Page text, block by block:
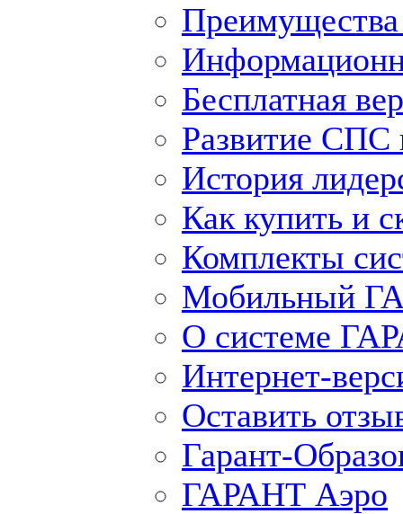
Бесплатная
Развитие СПС
История
Как купить и
Комплекты
Мобильный
О системе
Интернет-
Оставить
Гарант-
ГАРАНТ Аэро